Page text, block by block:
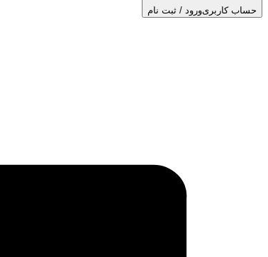
حساب کاربریورود / ثبت نام